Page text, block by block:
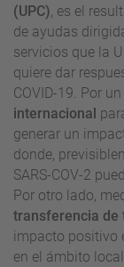
(UPC) , es el
de ayudas
servicios que la
quiere dar
COVID-19. Por
internacional
generar un
donde,
SARS-COV-2
Por otro lado,
transferencia de
impacto positivo
en el ámbito